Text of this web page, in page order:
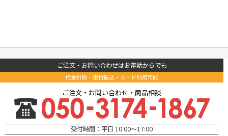
ご注文・お問い合わせはお電話からでも
代金引換・銀行振込・カード利用可能
ご注文・お問い合わせ・商品相談
受付時間：平日 10:00～17:00